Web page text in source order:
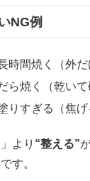
NG例
時間焼く（外だ
ら焼く（乾いて
りすぎる（焦げ
より “整える”
す。